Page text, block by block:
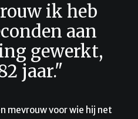
ik heb
aan
gewerkt,
jaar."
mevrouw voor wie hij net